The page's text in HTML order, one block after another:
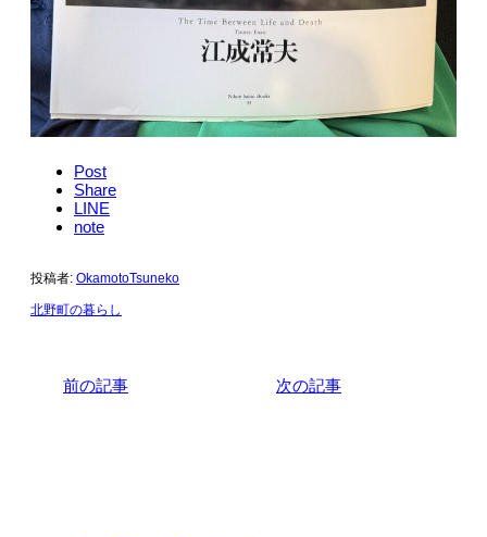
Post
Share
LINE
note
投稿者: OkamotoTsuneko
北野町の暮らし
前の記事 次の記事